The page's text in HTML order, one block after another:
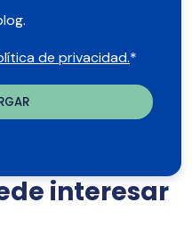
de privacidad.*
interesar